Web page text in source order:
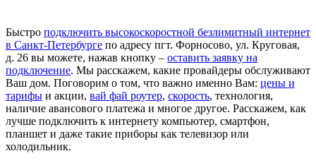
Быстро подключить высокоскоростной безлимитный интернет
в Санкт-Петербурге по адресу пгт. Форносово, ул. Круговая,
д. 26 вы можете, нажав кнопку – оставить заявку на
подключение. Мы расскажем, какие провайдеры обслуживают
Ваш дом. Поговорим о том, что важно именно Вам: цены и
тарифы и акции, вай фай роутер, скорость, технология,
наличие авансового платежа и многое другое. Расскажем, как
лучше подключить к интернету компьютер, смартфон,
планшет и даже такие приборы как телевизор или
холодильник.